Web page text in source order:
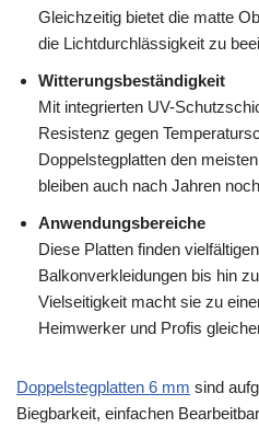
Gleichzeitig bietet die matte
die Lichtdurchlässigkeit zu
Witterungsbeständigkeit
Mit integrierten UV-
Resistenz gegen
Doppelstegplatten den
bleiben auch nach Jahren
Anwendungsbereiche
Diese Platten finden
Balkonverkleidungen bis hin
Vielseitigkeit macht sie zu
Heimwerker und Profis
Doppelstegplatten 6 mm sind
Biegbarkeit, einfachen